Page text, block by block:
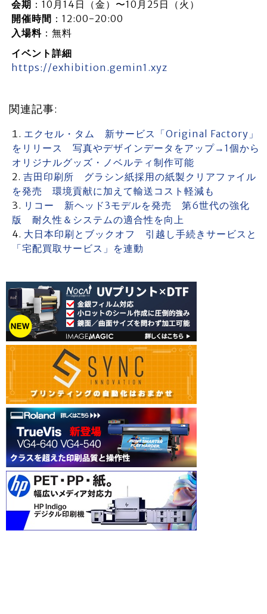
会期 ：10月14日（金）〜10月25日（火）
開催時間 ：12:00-20:00
入場料：無料
イベント詳細
https://exhibition.gemin1.xyz
関連記事:
エクセル・タム 新サービス「Original Factory」
をリリース 写真やデザインデータをアップ→1個から
オリジナルグッズ・ノベルティ制作可能
吉田印刷所 グラシン紙採用の紙製クリアファイル
を発売 環境貢献に加えて輸送コスト軽減も
リコー 新ヘッド3モデルを発売 第6世代の強化
版 耐久性＆システムの適合性を向上
大日本印刷とブックオフ 引越し手続きサービスと
「宅配買取サービス」を連動